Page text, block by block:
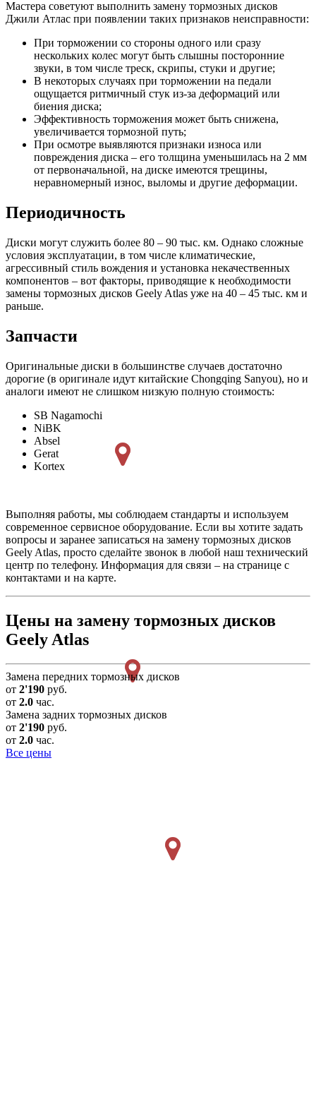
Мастера советуют выполнить замену тормозных дисков
Джили Атлас при появлении таких признаков неисправности:
При торможении со стороны одного или сразу
нескольких колес могут быть слышны посторонние
звуки, в том числе треск, скрипы, стуки и другие;
В некоторых случаях при торможении на педали
ощущается ритмичный стук из-за деформаций или
биения диска;
Эффективность торможения может быть снижена,
увеличивается тормозной путь;
При осмотре выявляются признаки износа или
повреждения диска – его толщина уменьшилась на 2 мм
от первоначальной, на диске имеются трещины,
неравномерный износ, выломы и другие деформации.
Периодичность
Диски могут служить более 80 – 90 тыс. км. Однако сложные
условия эксплуатации, в том числе климатические,
агрессивный стиль вождения и установка некачественных
компонентов – вот факторы, приводящие к необходимости
замены тормозных дисков Geely Atlas уже на 40 – 45 тыс. км и
раньше.
Запчасти
Оригинальные диски в большинстве случаев достаточно
дорогие (в оригинале идут китайские Chongqing Sanyou), но и
аналоги имеют не слишком низкую полную стоимость:
SB Nagamochi
NiBK
Absel
Gerat
Kortex
Выполняя работы, мы соблюдаем стандарты и используем
современное сервисное оборудование. Если вы хотите задать
вопросы и заранее записаться на замену тормозных дисков
Geely Atlas, просто сделайте звонок в любой наш технический
центр по телефону. Информация для связи – на странице с
контактами и на карте.
Цены на замену тормозных дисков
Geely Atlas
Замена передних тормозных дисков
от 2'190 руб.
от 2.0 час.
Замена задних тормозных дисков
от 2'190 руб.
от 2.0 час.
Все цены